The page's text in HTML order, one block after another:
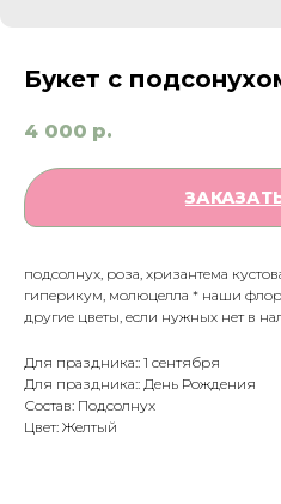
Букет с
4 000 р.
подсолнух, роза, хризантема
гиперикум, молюцелла * наши
другие цветы, если нужных нет в
Для праздника:: 1 сентября
Для праздника:: День Рождения
Состав: Подсолнух
Цвет: Желтый